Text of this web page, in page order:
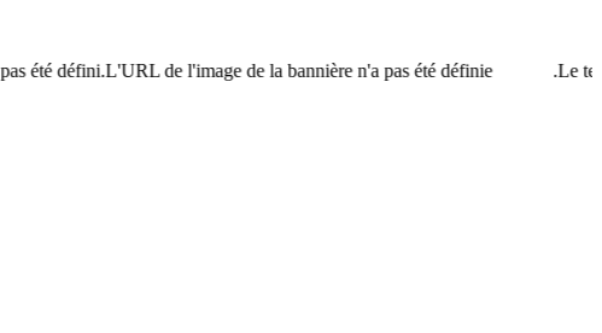
été défini.L'URL de l'image de la bannière n'a pas été définie. Le